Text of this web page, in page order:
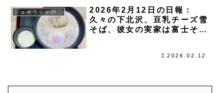
2026年2月12日の日報：
久々の下北沢、豆乳チーズ雪
そば、彼女の実家は富士そば
2026.02.12